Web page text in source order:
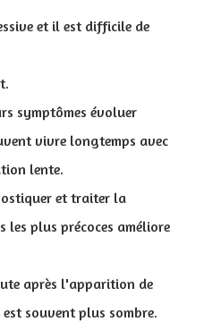
et il est difficile de
symptômes évoluer
vivre longtemps avec
lente.
et traiter la
les plus précoces améliore
après l'apparition de
souvent plus sombre.